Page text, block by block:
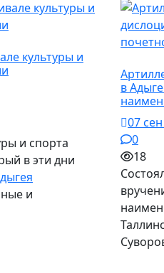
культуры и
и спорта
в эти дни
и
в
07
0
18